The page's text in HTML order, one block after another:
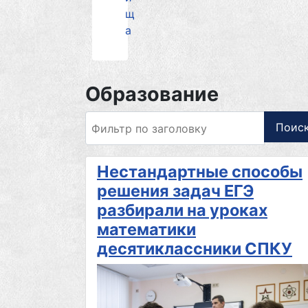
щ
а
Образование
Нестандартные способы
решения задач ЕГЭ
разбирали на уроках
математики
десятиклассники СПКУ